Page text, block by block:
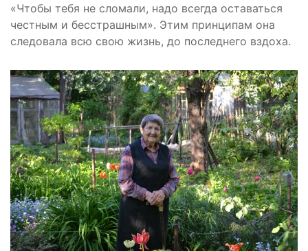
«Чтобы тебя не сломали, надо всегда оставаться
честным и бесстрашным». Этим принципам она
следовала всю свою жизнь, до последнего вздоха.